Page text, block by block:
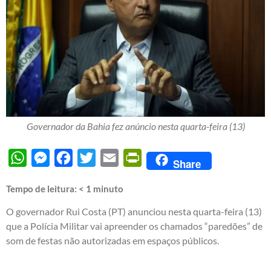
Governador da Bahia fez anúncio nesta quarta-feira (13)
WhatsAppMessengerFacebook
Twitter Email PrintFriendly
Share
Tempo de leitura: < 1 minuto
O governador Rui Costa (PT) anunciou nesta quarta-feira (13)
que a Polícia Militar vai apreender os chamados “paredões” de
som de festas não autorizadas em espaços públicos.